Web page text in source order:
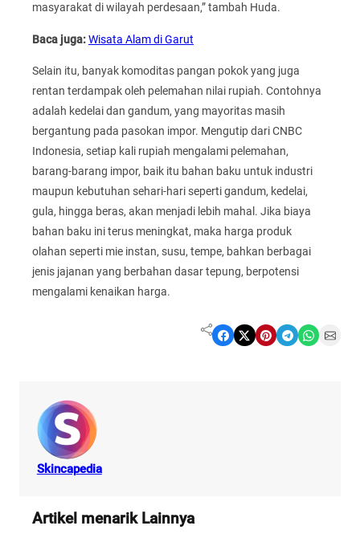
masyarakat di wilayah perdesaan,” tambah Huda.
Baca juga:Wisata Alam di Garut
Selain itu, banyak komoditas pangan pokok yang juga
rentan terdampak oleh pelemahan nilai rupiah. Contohnya
adalah kedelai dan gandum, yang mayoritas masih
bergantung pada pasokan impor. Mengutip dari CNBC
Indonesia, setiap kali rupiah mengalami pelemahan,
barang-barang impor, baik itu bahan baku untuk industri
maupun kebutuhan sehari-hari seperti gandum, kedelai,
gula, hingga beras, akan menjadi lebih mahal. Jika biaya
bahan baku ini terus meningkat, maka harga produk
olahan seperti mie instan, susu, tempe, bahkan berbagai
jenis jajanan yang berbahan dasar tepung, berpotensi
mengalami kenaikan harga.
Share on Facebook Share on X Share on Pinterest Share on Telegram Share on WhatsApp Share on Email
Skincapedia
Artikel menarik Lainnya